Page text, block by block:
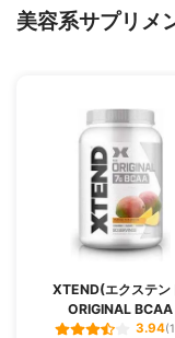
美容系サプリメ
XTEND(エクステン
ORIGINAL BCAA
3.94